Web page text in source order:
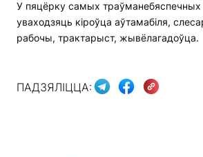
У пяцёрку самых траўманебяспечных
уваходзяць кіроўца аўтамабіля,
рабочы, трактарыст, жывёлагадоўца.
ПАДЗЯЛІЦЦА: